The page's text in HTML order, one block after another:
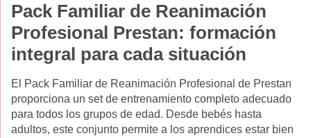
Pack Familiar de Reanimación
Profesional Prestan: formación
integral para cada situación
El Pack Familiar de Reanimación Profesional de Prestan
proporciona un set de entrenamiento completo adecuado
para todos los grupos de edad. Desde bebés hasta
adultos, este conjunto permite a los aprendices estar bien